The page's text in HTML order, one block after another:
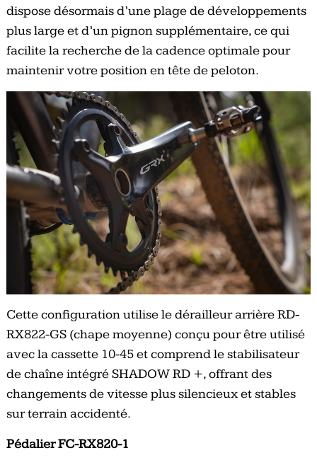
dispose désormais d’une plage de développements
plus large et d’un pignon supplémentaire, ce qui
facilite la recherche de la cadence optimale pour
maintenir votre position en tête de peloton.
Cette configuration utilise le dérailleur arrière RD-
RX822-GS (chape moyenne) conçu pour être utilisé
avec la cassette 10-45 et comprend le stabilisateur
de chaîne intégré SHADOW RD +, offrant des
changements de vitesse plus silencieux et stables
sur terrain accidenté.
Pédalier FC-RX820-1